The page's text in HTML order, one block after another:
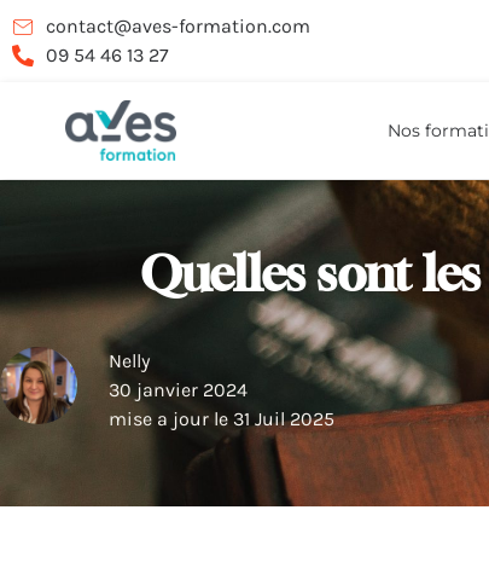
contact@aves-formation.com
09 54 46 13 27
Nos
Quelles sont
Nelly
30 janvier 2024
mise a jour le 31 Juil 2025